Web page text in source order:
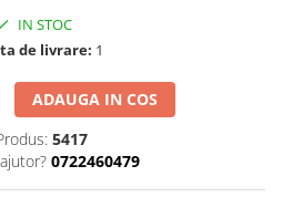
IN STOC
de livrare: 1
ADAUGA IN COS
5417
0722460479